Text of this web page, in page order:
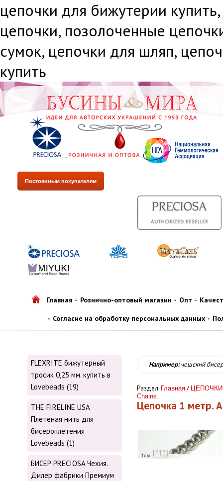
цепочки для бижутерии
цепочки, позолоченные
сумок, цепочки для шляп,
купить
Постоянным покупателям
Главная Рознично-оптовый магазин Опт
Согласие на обработку персональных данных
FLEXRITE бижутерный
тросик 0,25 мм. купить в
Lovebeads (19)
THE FIRELINE USA
Плетеная нить для
бисероплетения
Lovebeads (1)
БИСЕР PRECIOSA Чехия.
Дилер фабрики Премиум
Например:чешский бисер
Раздел: Главная /
Chains.
Цепочка 1 метр.